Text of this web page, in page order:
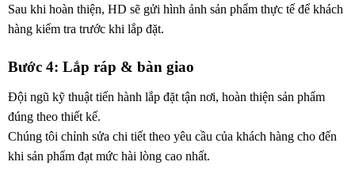
Sau khi hoàn thiện, HD sẽ gửi hình ảnh sản phẩm thực tế để khách
hàng kiểm tra trước khi lắp đặt.
Bước 4: Lắp ráp & bàn giao
Đội ngũ kỹ thuật tiến hành lắp đặt tận nơi, hoàn thiện sản phẩm
đúng theo thiết kế.
Chúng tôi chỉnh sửa chi tiết theo yêu cầu của khách hàng cho đến
khi sản phẩm đạt mức hài lòng cao nhất.